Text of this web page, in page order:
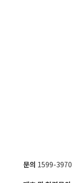
문의 1599-3970